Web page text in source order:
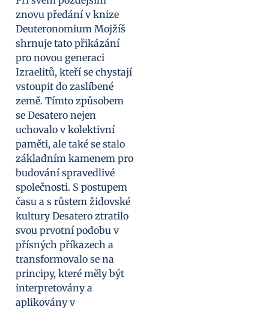
znovu předání v knize
Deuteronomium Mojžíš
shrnuje tato přikázání
pro novou generaci
Izraelitů, kteří se chystají
vstoupit do zaslíbené
země. Tímto způsobem
se Desatero nejen
uchovalo v kolektivní
paměti, ale také se stalo
základním kamenem pro
budování spravedlivé
společnosti. S postupem
času a s růstem židovské
kultury Desatero ztratilo
svou prvotní podobu v
přísných příkazech a
transformovalo se na
principy, které měly být
interpretovány a
aplikovány v